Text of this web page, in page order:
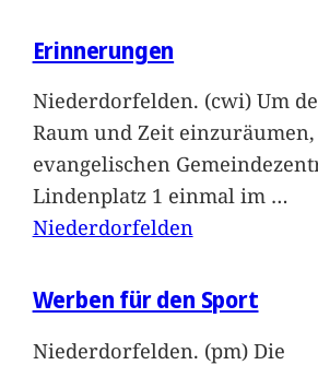
Erinnerungen
Niederdorfelden. (cwi) Um
Raum und Zeit
evangelischen
Lindenplatz 1 einmal im …
Niederdorfelden
Werben für den Sport
Niederdorfelden. (pm) Die